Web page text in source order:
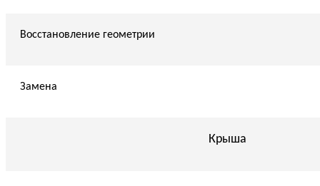
Восстановление геометрии
Замена
Крыша